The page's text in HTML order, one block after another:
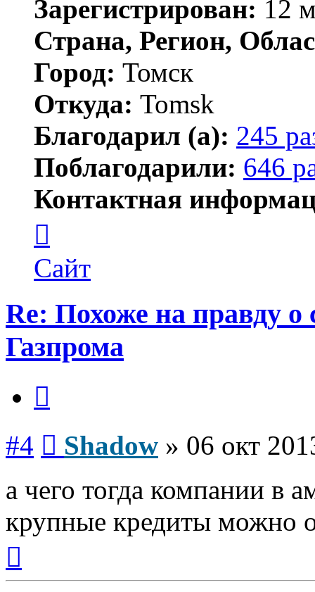
Зарегистрирован: 12
Страна, Регион,
Город: Томск
Откуда: Tomsk
Благодарил (а): 245
Поблагодарили: 646
Контактная
пользователя
Shadow
Сайт
Re: Похоже на правду о
Газпрома
#4 Shadow » 06 окт
а чего тогда компании в
крупные кредиты можно
началу